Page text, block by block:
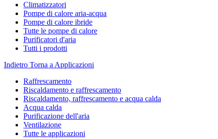
Climatizzatori
Pompe di calore aria-acqua
Pompe di calore ibride
Tutte le pompe di calore
Purificatori d'aria
Tutti i prodotti
Indietro Torna a Applicazioni
Raffrescamento
Riscaldamento e raffrescamento
Riscaldamento, raffrescamento e acqua calda
Acqua calda
Purificazione dell'aria
Ventilazione
Tutte le applicazioni